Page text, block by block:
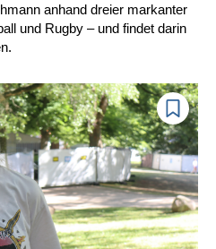
anhand dreier markanter
und Rugby – und findet darin